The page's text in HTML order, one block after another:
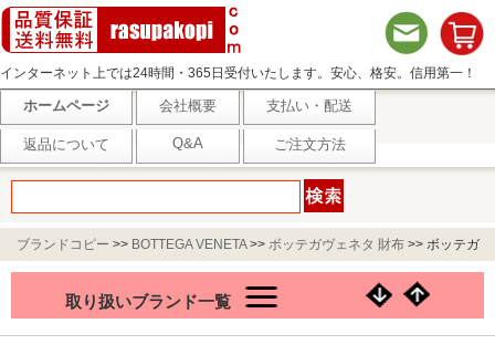
インターネット上では24時間・365日受付いたします。安心、格安。信用第一！
ホームページ 会社概要 支払い・配送
返品について Q&A ご注文方法
ブランドコピー >> BOTTEGA VENETA>> ボッテガヴェネタ 財布 >> ボッテガ
ヴェネタ 長財布 レディース カセット ラウンドジップ イントレチャート キウイ
イエロー系 651368 VCQC1 3520
取り扱いブランド一覧